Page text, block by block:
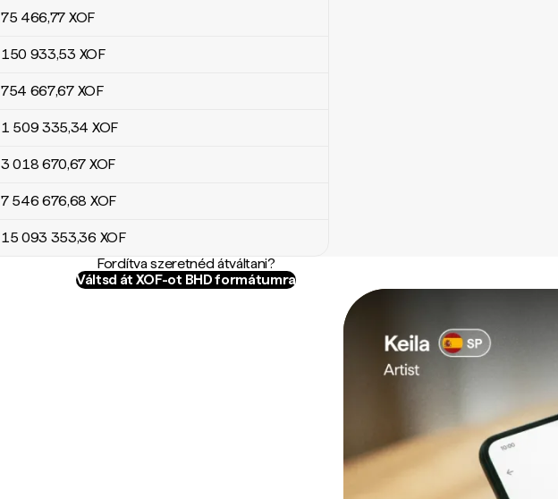
75 466,77 XOF
150 933,53 XOF
754 667,67 XOF
1 509 335,34 XOF
3 018 670,67 XOF
7 546 676,68 XOF
15 093 353,36 XOF
Fordítva szeretnéd átváltani?
Váltsd át XOF-ot BHD formátumra